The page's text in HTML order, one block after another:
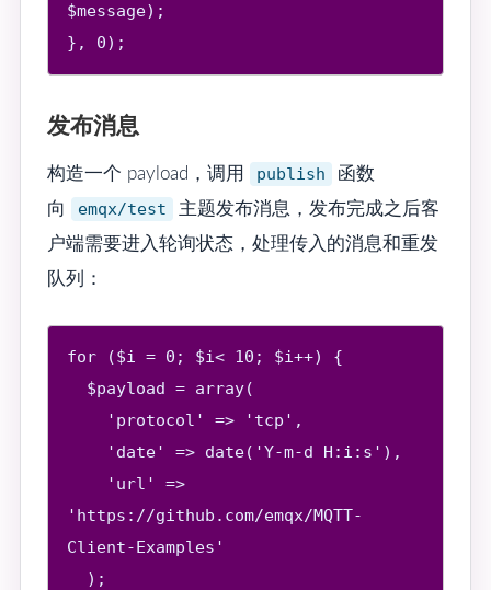
$message);
发布消息
构造一个 payload，调用 publish
函数
向
emqx/test
主题发布消息，发布完成之后客
户端需要进入轮询状态，处理传入的消息和重发
队列：
for ($i = 0; $i< 10; $i++) {
'https://github.com/emqx/MQTT-
Client-Examples'